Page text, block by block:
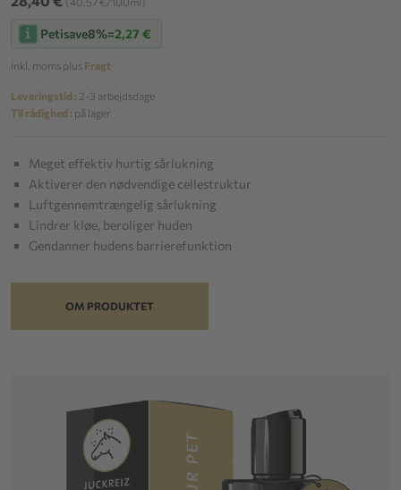
Petisave8%=2,27 €
inkl. moms plus Fragt
Leveringstid : 2-3 arbejdsdage
Til rådighed : på lager
Meget effektiv hurtig sårlukning
Aktiverer den nødvendige cellestruktur
Luftgennemtrængelig sårlukning
Lindrer kløe, beroliger huden
Gendanner hudens barrierefunktion
OM PRODUKTET